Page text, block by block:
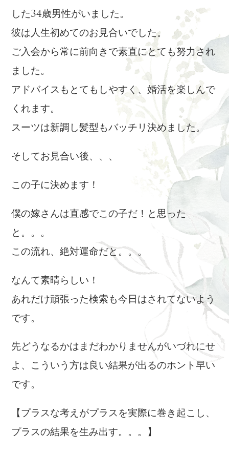
した34歳男性がいました。
彼は人生初めてのお見合いでした。
ご入会から常に前向きで素直にとても努力され
ました。
アドバイスもとてもしやすく、婚活を楽しんで
くれます。
スーツは新調し髪型もバッチリ決めました。
そしてお見合い後、、、
この子に決めます！
僕の嫁さんは直感でこの子だ！と思った
と。。。
この流れ、絶対運命だと。。。
なんて素晴らしい！
あれだけ頑張った検索も今日はされてないよう
です。
先どうなるかはまだわかりませんがいづれにせ
よ、こういう方は良い結果が出るのホント早い
です。
【プラスな考えがプラスを実際に巻き起こし、
プラスの結果を生み出す。。。】